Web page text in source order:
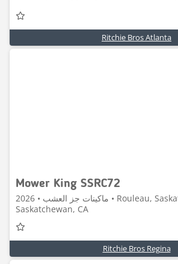
Ritchie Bros Atlanta
Mower King SSRC72
ماكينات جز العشب • 2026 • Rouleau, Saskatchewan،
Saskatchewan, CA
Ritchie Bros Regina